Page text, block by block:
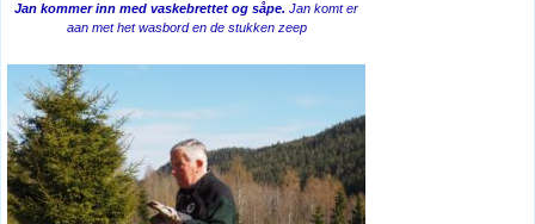
Jan kommer inn med vaskebrettet og såpe. Jan komt er
aan met het wasbord en de stukken zeep